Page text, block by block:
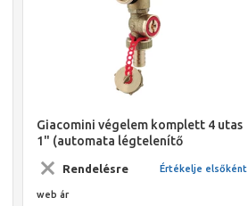
Giacomini végelem komplett 4 utas
1" (automata légtelenítő
Rendelésre Értékelje elsőként
web ár